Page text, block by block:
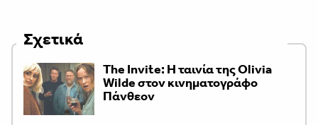
Σχετικά
The Invite: Η ταινία της Olivia
Wilde στον κινηματογράφο
Πάνθεον